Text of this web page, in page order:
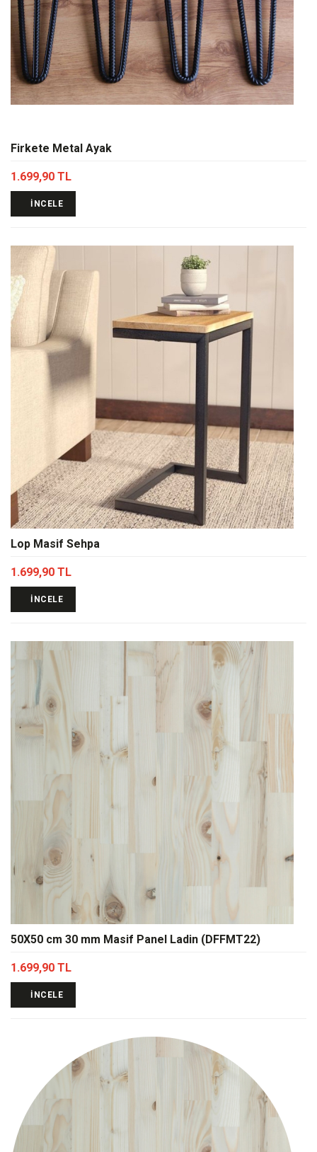
Firkete Metal Ayak
1.699,90 TL
İNCELE
Lop Masif Sehpa
1.699,90 TL
İNCELE
50X50 cm 30 mm Masif Panel Ladin (DFFMT22)
1.699,90 TL
İNCELE